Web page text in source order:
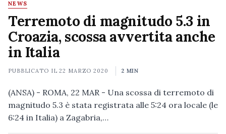
NEWS
Terremoto di magnitudo 5.3 in
Croazia, scossa avvertita anche
in Italia
PUBBLICATO IL22 MARZO 2020 2 MIN
(ANSA) - ROMA, 22 MAR - Una scossa di terremoto di
magnitudo 5.3 è stata registrata alle 5:24 ora locale (le
6:24 in Italia) a Zagabria,…